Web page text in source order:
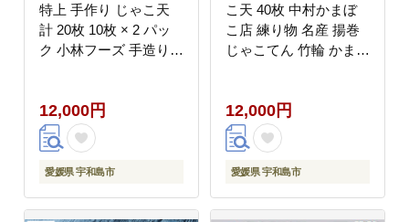
特上 手作り じゃこ天
計 20枚 10枚 × 2 パッ
ク 小林フーズ 手造り
物 さつま揚げ 蒲鉾 か
まぼこ フライ おでん
具 出汁 小分け 郷土料
理 酒 おつまみ 肴 魚肉
媛 宇和島 C012-070002
12,000円
愛媛県 宇和島市
こ天 40枚 中村かまぼ
こ店 練り物 名産 揚巻
じゃこてん 竹輪 かまぼ
12,000円
愛媛県 宇和島市